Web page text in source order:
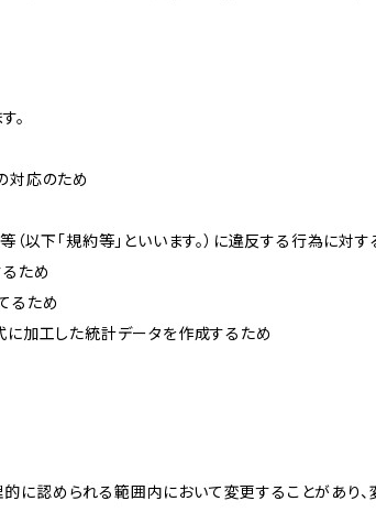
。
対応のため
（以下「規約等」といいます。）に違反する行為に対
ため
るため
に加工した統計データを作成するため
に認められる範囲内において変更することがあり